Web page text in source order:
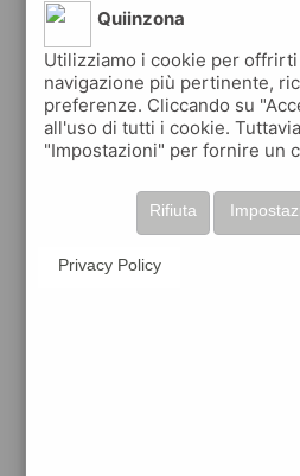
quiinzona
gratuita
che ti aiuta se
grosio ? ' e che
usi
raccogli punti
o gift card
per
Quiinzona
Utilizziamo i cookie per
navigazione più pertinente,
preferenze. Cliccando su
all'uso di tutti i cookie.
"Impostazioni" per fornire un
Rifiuta
Privacy Policy